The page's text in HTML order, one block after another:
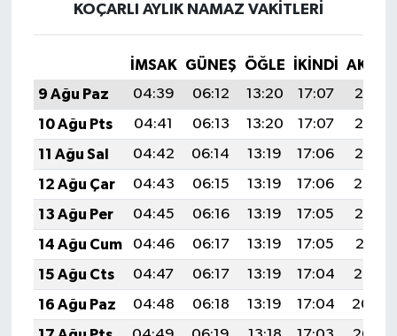
KOÇARLI AYLIK NAMAZ VAKITLERI
İMSAK GÜNEŞ ÖĞLE İKINDI
9 Ağu Paz
04:39 06:12 13:20 17:07
20:17
10 Ağu Pts
04:41 06:13 13:20 17:07
20:16
11 Ağu Sal
04:42 06:14 13:19 17:06
20:15
12 Ağu Çar
04:43 06:15 13:19 17:06
20:14
13 Ağu Per
04:45 06:16 13:19 17:05
20:13
14 Ağu Cum
04:46 06:17 13:19 17:05
20:11
15 Ağu Cts
04:47 06:17 13:19 17:04
20:10
16 Ağu Paz
04:48 06:18 13:19 17:04
20:09